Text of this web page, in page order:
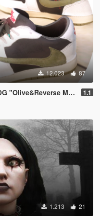
12.023 87
Mocha" 1.1
1.213 21